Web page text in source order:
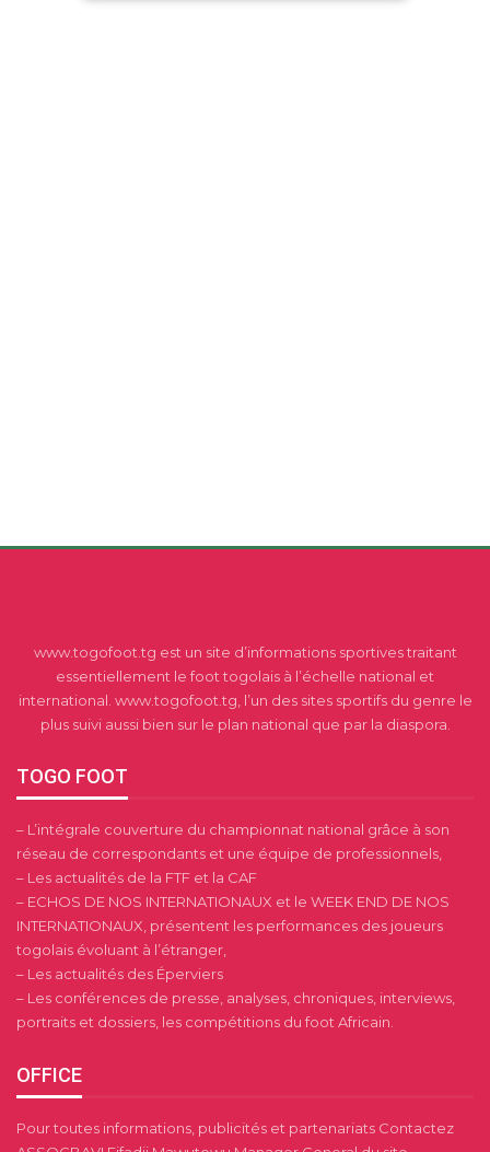
www.togofoot.tg est un site d’informations sportives traitant
essentiellement le foot togolais à l’échelle national et
international. www.togofoot.tg, l’un des sites sportifs du genre le
plus suivi aussi bien sur le plan national que par la diaspora.
TOGO FOOT
– L’intégrale couverture du championnat national grâce à son
réseau de correspondants et une équipe de professionnels,
– Les actualités de la FTF et la CAF
– ECHOS DE NOS INTERNATIONAUX et le WEEK END DE NOS
INTERNATIONAUX, présentent les performances des joueurs
togolais évoluant à l’étranger,
– Les actualités des Éperviers
– Les conférences de presse, analyses, chroniques, interviews,
portraits et dossiers, les compétitions du foot Africain.
OFFICE
Pour toutes informations, publicités et partenariats Contactez